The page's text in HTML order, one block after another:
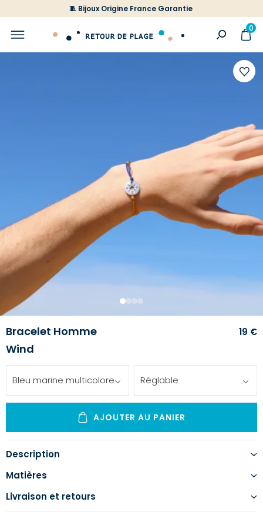
🧵 Bijoux Origine France Garantie
0
liste
1 234
Bracelet Homme
Wind
19 €
Bleu marine multicolore Réglable
AJOUTER AU PANIER
Description
Matières
Livraison et retours